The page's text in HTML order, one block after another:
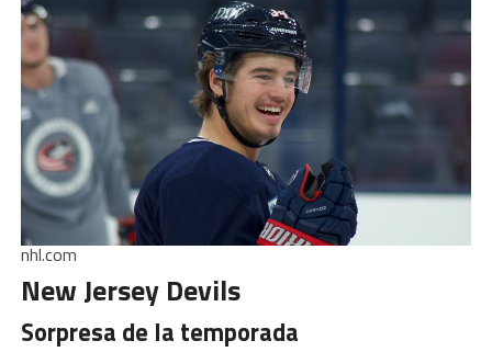
nhl.com
New Jersey Devils
Sorpresa de la temporada